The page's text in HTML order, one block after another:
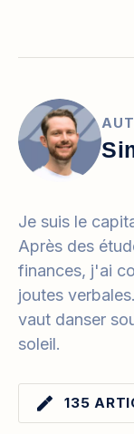
Je suis le
Après des
finances, j'ai
joutes
vaut danser
soleil.
135